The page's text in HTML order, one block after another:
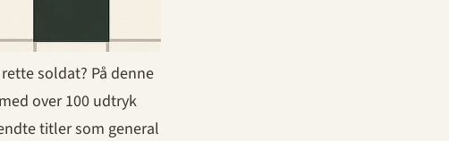
soldat? På denne
over 100 udtryk
titler som general